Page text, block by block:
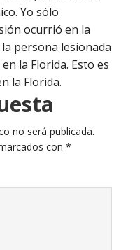
Yo sólo
ocurrió en la
persona lesionada
la Florida. Esto es
la Florida.
no será publicada.
con *